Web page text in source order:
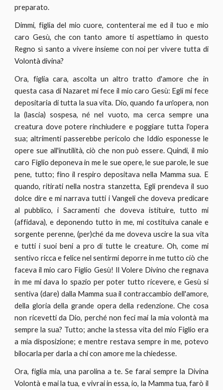
preparato.
Dimmi, figlia del mio cuore, contenterai me ed il tuo e mio
caro Gesù, che con tanto amore ti aspettiamo in questo
Regno sì santo a vivere insieme con noi per vivere tutta di
Volontà divina?
Ora, figlia cara, ascolta un altro tratto d'amore che in
questa casa di Nazaret mi fece il mio caro Gesù: Egli mi fece
depositaria di tutta la sua vita. Dio, quando fa un'opera, non
la (lascia) sospesa, né nel vuoto, ma cerca sempre una
creatura dove potere rinchiudere e poggiare tutta l'opera
sua; altrimenti passerebbe pericolo che Iddio esponesse le
opere sue all'inutilità, ciò che non può essere. Quindi, il mio
caro Figlio deponeva in me le sue opere, le sue parole, le sue
pene, tutto; fino il respiro depositava nella Mamma sua. E
quando, ritirati nella nostra stanzetta, Egli prendeva il suo
dolce dire e mi narrava tutti i Vangeli che doveva predicare
al pubblico, i Sacramenti che doveva istituire, tutto mi
(affidava), e deponendo tutto in me, mi costituiva canale e
sorgente perenne, (per)ché da me doveva uscire la sua vita
e tutti i suoi beni a pro di tutte le creature. Oh, come mi
sentivo ricca e felice nel sentirmi deporre in me tutto ciò che
faceva il mio caro Figlio Gesù! Il Volere Divino che regnava
in me mi dava lo spazio per poter tutto ricevere, e Gesù si
sentiva (dare) dalla Mamma sua il contraccambio dell'amore,
della gloria della grande opera della redenzione. Che cosa
non ricevetti da Dio, perché non feci mai la mia volontà ma
sempre la sua? Tutto; anche la stessa vita del mio Figlio era
a mia disposizione; e mentre restava sempre in me, potevo
bilocarla per darla a chi con amore me la chiedesse.
Ora, figlia mia, una parolina a te. Se farai sempre la Divina
Volontà e mai la tua, e vivrai in essa, io, la Mamma tua, farò il